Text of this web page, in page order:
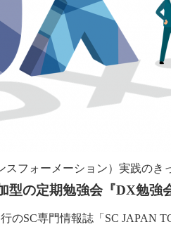
フォーメーション）実践のき
型の定期勉強会『DX勉強
SC専門情報誌「SC JAPAN